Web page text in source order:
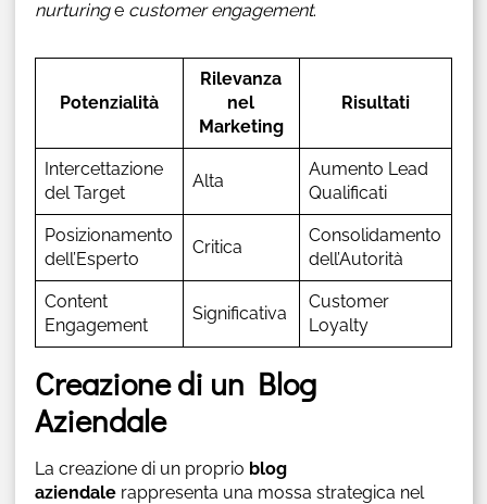
nurturinge customer engagement.
Potenzialità
Rilevanza
nel
Marketing
Risultati
Intercettazione
del Target
Alta
Aumento Lead
Qualificati
Posizionamento
dell’Esperto
Critica
Consolidamento
dell’Autorità
Content
Engagement
Significativa
Customer
Loyalty
Creazione di un Blog
Aziendale
La creazione di un proprio blog
aziendalerappresenta una mossa strategica nel